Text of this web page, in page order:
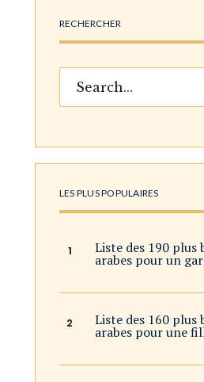
RECHERCHER
LES PLUS POPULAIRES
Liste des 190 plus
arabes pour un
Liste des 160 plus
arabes pour une